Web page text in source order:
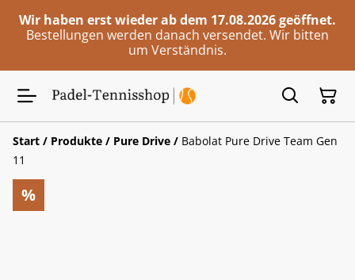
Wir haben erst wieder ab dem 17.08.2026 geöffnet.
Bestellungen werden danach versendet. Wir bitten
um Verständnis.
Start / Produkte / Pure Drive / Babolat Pure Drive Team Gen
11
%